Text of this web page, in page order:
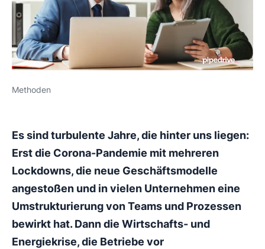
Methoden
Es sind turbulente Jahre, die hinter uns liegen:
Erst die Corona-Pandemie mit mehreren
Lockdowns, die neue Geschäftsmodelle
angestoßen und in vielen Unternehmen eine
Umstrukturierung von Teams und Prozessen
bewirkt hat. Dann die Wirtschafts- und
Energiekrise, die Betriebe vor